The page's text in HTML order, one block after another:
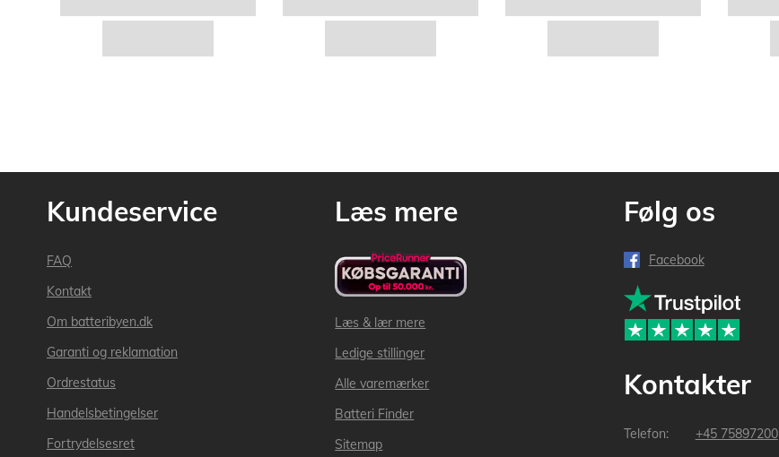
Kundeservice
FAQ
Kontakt
Om batteribyen.dk
Garanti og reklamation
Ordrestatus
Handelsbetingelser
Fortrydelsesret
Læs mere
Læs & lær mere
Ledige stillinger
Alle varemærker
Batteri Finder
Sitemap
Følg os
Facebook
Kontakter
+45 75897200